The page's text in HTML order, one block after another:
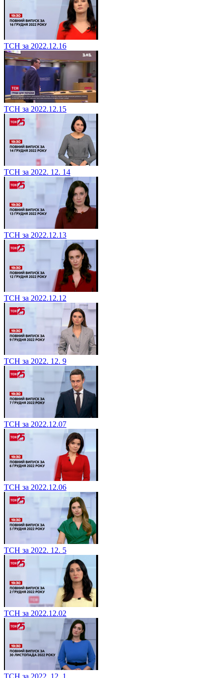
ТСН за 2022.12.16
ТСН за 2022.12.15
ТСН за 2022. 12. 14
ТСН за 2022.12.13
ТСН за 2022.12.12
ТСН за 2022. 12. 9
ТСН за 2022.12.07
ТСН за 2022.12.06
ТСН за 2022. 12. 5
ТСН за 2022.12.02
ТСН за 2022. 12. 1